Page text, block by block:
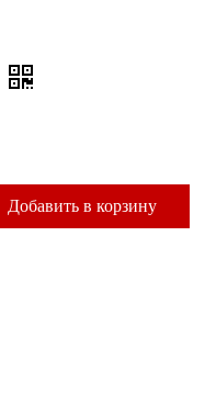
Добавить в корзину